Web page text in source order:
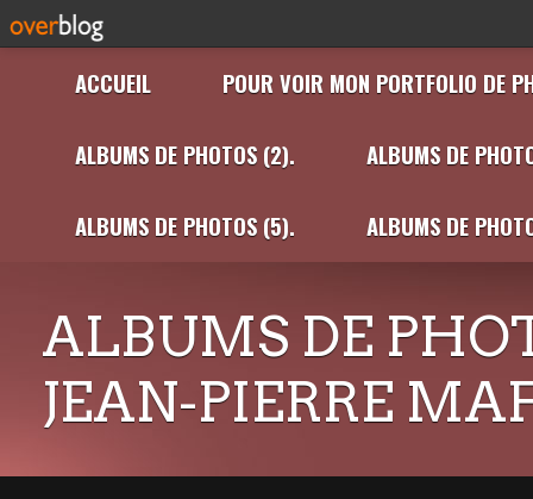
ACCUEIL POUR VOIR MON PORTFOLIO DE
ALBUMS DE PHOTOS (2). ALBUMS DE
ALBUMS DE PHOTOS (5). ALBUMS DE
ALBUMS DE
JEAN-PIERRE